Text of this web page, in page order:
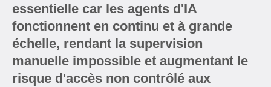
essentielle car les agents d'IA
fonctionnent en continu et à grande
échelle, rendant la supervision
manuelle impossible et augmentant le
risque d'accès non contrôlé aux